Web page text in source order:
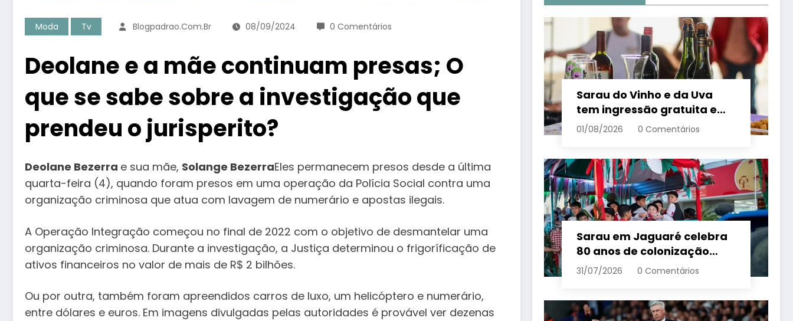
Moda Tv Blogpadrao.com.br 08/09/2024 0 Comentários
Deolane e a mãe continuam presas; O
que se sabe sobre a investigação que
prendeu o jurisperito?
Deolane Bezerra e sua mãe, Solange BezerraEles permanecem presos desde a última
quarta-feira (4), quando foram presos em uma operação da Polícia Social contra uma
organização criminosa que atua com lavagem de numerário e apostas ilegais.
A Operação Integração começou no final de 2022 com o objetivo de desmantelar uma
organização criminosa. Durante a investigação, a Justiça determinou o frigoríficação de
ativos financeiros no valor de mais de R$ 2 bilhões.
Ou por outra, também foram apreendidos carros de luxo, um helicóptero e numerário,
entre dólares e euros. Em imagens divulgadas pelas autoridades é provável ver dezenas
Sarau do Vinho e da Uva
tem ingressão gratuita e
distribui 250 litros de suco
01/08/2026 0 Comentários
Sarau em Jaguaré celebra
80 anos de colonização
italiana com tradição e
31/07/2026 0 Comentários